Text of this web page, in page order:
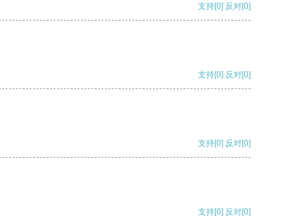
支持[0] 反对[0]
支持[0] 反对[0]
支持[0] 反对[0]
支持[0] 反对[0]